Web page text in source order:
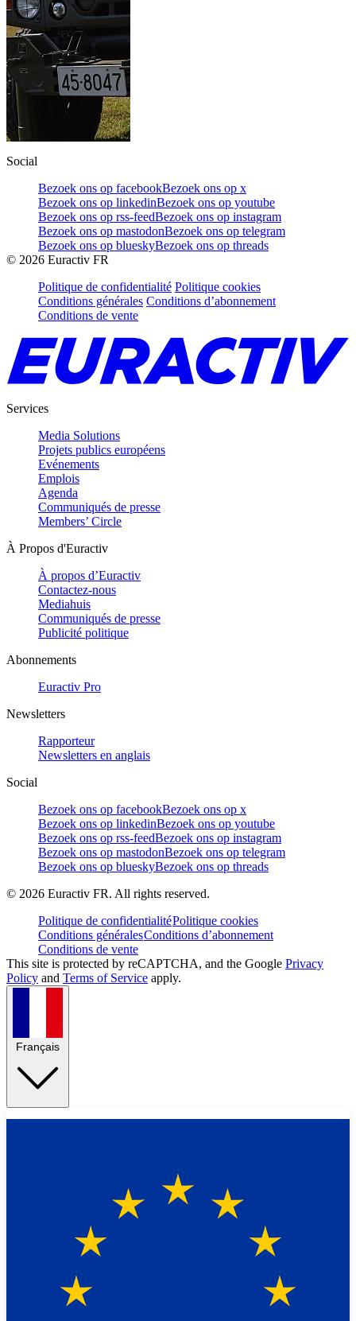
Social
Bezoek ons op facebookBezoek ons op x
Bezoek ons op linkedinBezoek ons op youtube
Bezoek ons op rss-feedBezoek ons op instagram
Bezoek ons op mastodonBezoek ons op telegram
Bezoek ons op blueskyBezoek ons op threads
© 2026 Euractiv FR
Politique de confidentialité Politique cookies
Conditions générales Conditions d’abonnement
Conditions de vente
Services
Media Solutions
Projets publics européens
Evénements
Emplois
Agenda
Communiqués de presse
Members’ Circle
À Propos d'Euractiv
À propos d’Euractiv
Contactez-nous
Mediahuis
Communiqués de presse
Publicité politique
Abonnements
Euractiv Pro
Newsletters
Rapporteur
Newsletters en anglais
Social
Bezoek ons op facebookBezoek ons op x
Bezoek ons op linkedinBezoek ons op youtube
Bezoek ons op rss-feedBezoek ons op instagram
Bezoek ons op mastodonBezoek ons op telegram
Bezoek ons op blueskyBezoek ons op threads
© 2026 Euractiv FR. All rights reserved.
Politique de confidentialitéPolitique cookies
Conditions généralesConditions d’abonnement
Conditions de vente
This site is protected by reCAPTCHA, and the Google Privacy
Policy and Terms of Service apply.
Français